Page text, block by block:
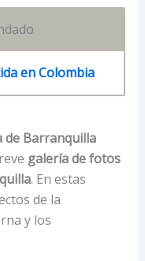
en Colombia
de Barranquilla
galería de fotos
. En estas
de la
y los